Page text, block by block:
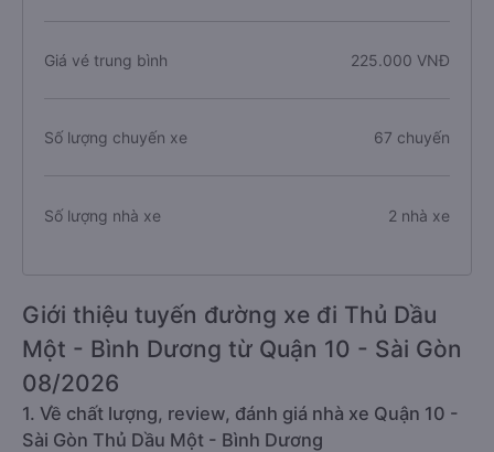
Giá vé trung bình 225.000 VNĐ
Số lượng chuyến xe 67 chuyến
Số lượng nhà xe 2 nhà xe
Giới thiệu tuyến đường xe đi Thủ Dầu
Một - Bình Dương từ Quận 10 - Sài Gòn
08/2026
1. Về chất lượng, review, đánh giá nhà xe Quận 10 -
Sài Gòn Thủ Dầu Một - Bình Dương